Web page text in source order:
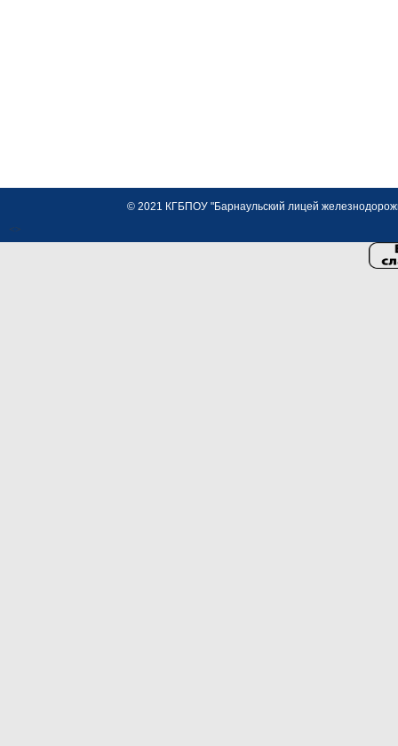
© 2021 КГБПОУ "Барнаульский лицей
<>